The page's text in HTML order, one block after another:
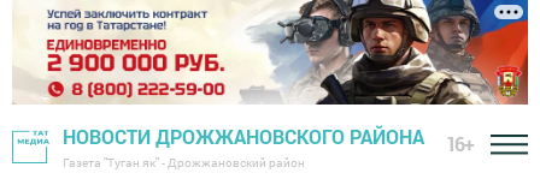
НОВОСТИ ДРОЖЖАНОВСКОГО РАЙОНА
Газета "Туган як" - Дрожжановский район
16+